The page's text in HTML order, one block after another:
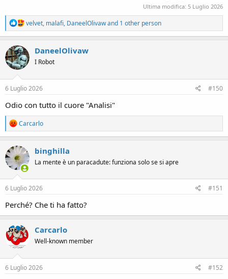
Ultima modifica: 5 Luglio 2026
R
e
a
c
t
i
n
s
velvet, malafi, DaneelOlivawand 1 other person
DaneelOlivaw
I Robot
6 Luglio 2026 #150
Odio con tutto il cuore "Analisi"
R
e
a
c
t
i
o
n
s
Carcarlo
binghilla
La mente è un paracadute: funziona solo se si apre
6 Luglio 2026 #151
Perché? Che ti ha fatto?
Carcarlo
Well-known member
6 Luglio 2026 #152